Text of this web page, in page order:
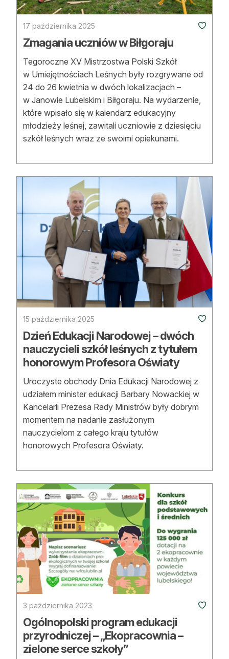
17 października 2025
Zmagania uczniów w Biłgoraju
Tegoroczne XV Mistrzostwa Polski Szkół
w Umiejętnościach Leśnych były rozgrywane od
24 do 26 kwietnia w dwóch lokalizacjach –
w Janowie Lubelskim i Biłgoraju. Na wydarzenie,
które wpisało się w kalendarz edukacyjny
młodzieży leśnej, zawitali uczniowie z dziesięciu
szkół leśnych wraz ze swoimi opiekunami.
15 października 2025
Dzień Edukacji Narodowej – dwóch
nauczycieli szkół leśnych z tytułem
honorowym Profesora Oświaty
Uroczyste obchody Dnia Edukacji Narodowej z
udziałem minister edukacji Barbary Nowackiej w
Kancelarii Prezesa Rady Ministrów były dobrym
momentem na nadanie zasłużonym
nauczycielom z całego kraju tytułów
honorowych Profesora Oświaty.
3 października 2023
Ogólnopolski program edukacji
przyrodniczej – „Ekopracownia –
zielone serce szkoły”